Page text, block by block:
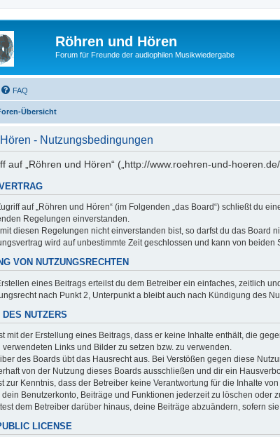
Röhren und Hören
Forum für Freunde der audiophilen Musikwiedergabe
FAQ
Übersicht
- Nutzungsbedingungen
auf „Röhren und Hören“ („http://www.roehren-und-
auf „Röhren und Hören“ (im Folgenden „das Board“) schließt du
Regelungen einverstanden.
diesen Regelungen nicht einverstanden bist, so darfst du das
wird auf unbestimmte Zeit geschlossen und kann von
VON NUTZUNGSRECHTEN
eines Beitrags erteilst du dem Betreiber ein einfaches, zeitlich
nach Punkt 2, Unterpunkt a bleibt auch nach Kündigung des
NUTZERS
mit der Erstellung eines Beitrags, dass er keine Inhalte enthält, die
verwendeten Links und Bilder zu setzen bzw. zu verwenden.
des Boards übt das Hausrecht aus. Bei Verstößen gegen diese
von der Nutzung dieses Boards ausschließen und dir ein
zur Kenntnis, dass der Betreiber keine Verantwortung für die Inhalte
dein Benutzerkonto, Beiträge und Funktionen jederzeit zu löschen oder
dem Betreiber darüber hinaus, deine Beiträge abzuändern, sofern
LICENSE